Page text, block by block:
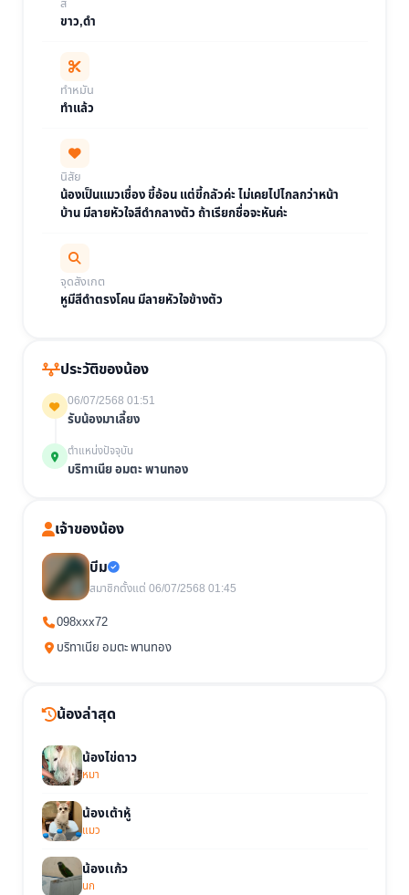
สี
ขาว,ดำ
ทำหมัน
ทำแล้ว
นิสัย
น้องเป็นแมวเชื่อง ขี้อ้อน แต่ขี้กลัวค่ะ ไม่เคยไปไกลกว่าหน้า
บ้าน มีลายหัวใจสีดำกลางตัว ถ้าเรียกชื่อจะหันค่ะ
จุดสังเกต
หูมีสีดำตรงโคน มีลายหัวใจข้างตัว
ประวัติของน้อง
06/07/2568 01:51
รับน้องมาเลี้ยง
ตำแหน่งปัจจุบัน
บริทาเนีย อมตะ พานทอง
เจ้าของน้อง
บีม
สมาชิกตั้งแต่ 06/07/2568 01:45
098xxx72
บริทาเนีย อมตะ พานทอง
น้องล่าสุด
น้องไข่ดาว
หมา
น้องเต้าหู้
แมว
น้องเเก้ว
นก